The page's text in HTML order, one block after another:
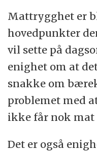
Mattrygghet er
hovedpunkter
vil sette på
enighet om at
snakke om
problemet med
ikke får nok mat
Det er også